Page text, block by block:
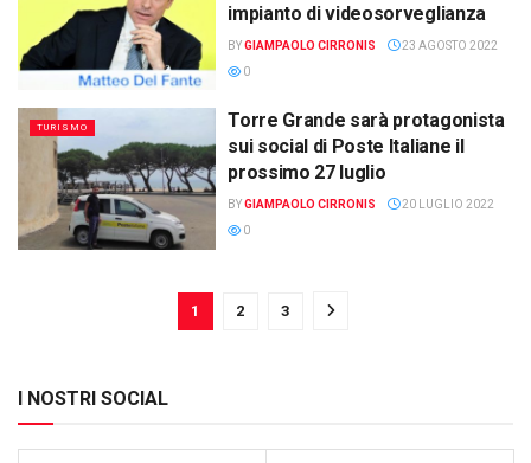
impianto di videosorveglianza
BYGIAMPAOLO CIRRONIS
23 AGOSTO 2022
0
TURISMO
Torre Grande sarà protagonista
sui social di Poste Italiane il
prossimo 27 luglio
BYGIAMPAOLO CIRRONIS
20 LUGLIO 2022
0
1 2 3
I NOSTRI SOCIAL